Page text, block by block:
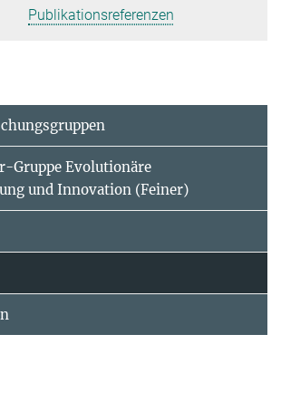
Publikationsreferenzen
Gruppe Evolutionäre
und Innovation (Feiner)